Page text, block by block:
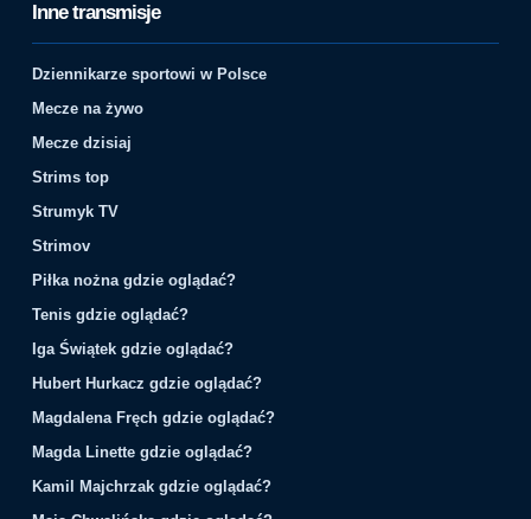
Inne transmisje
Dziennikarze sportowi w Polsce
Mecze na żywo
Mecze dzisiaj
Strims top
Strumyk TV
Strimov
Piłka nożna gdzie oglądać?
Tenis gdzie oglądać?
Iga Świątek gdzie oglądać?
Hubert Hurkacz gdzie oglądać?
Magdalena Fręch gdzie oglądać?
Magda Linette gdzie oglądać?
Kamil Majchrzak gdzie oglądać?